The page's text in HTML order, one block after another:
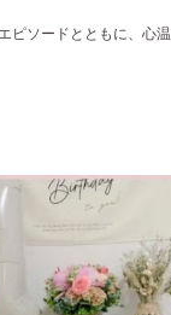
ピソードとともに、心